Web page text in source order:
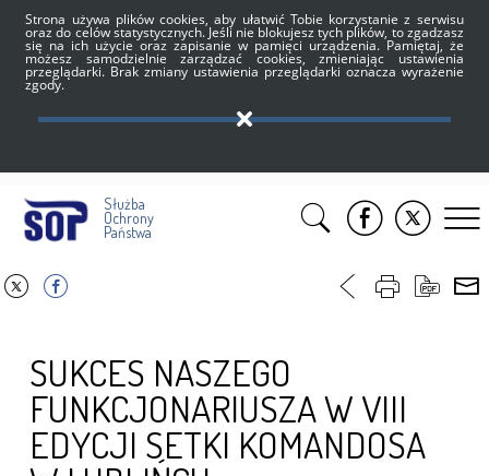
Strona używa plików cookies, aby ułatwić Tobie korzystanie z serwisu
oraz do celów statystycznych. Jeśli nie blokujesz tych plików, to zgadzasz
się na ich użycie oraz zapisanie w pamięci urządzenia. Pamiętaj, że
możesz samodzielnie zarządzać cookies, zmieniając ustawienia
przeglądarki. Brak zmiany ustawienia przeglądarki oznacza wyrażenie
zgody.
Służba
Ochrony
Państwa
SUKCES NASZEGO
FUNKCJONARIUSZA W VIII
EDYCJI SETKI KOMANDOSA